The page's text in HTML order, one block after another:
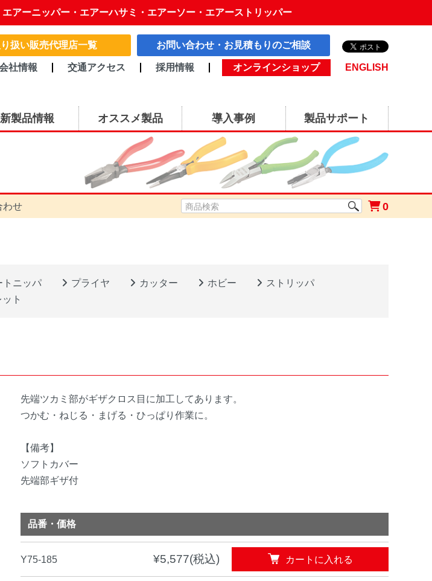
アーニッパー・エアーハサミ・エアーソー・エアーストリッパー
扱い販売代理店一覧 お問い合わせ・お見積もりのご相談
社情報 交通アクセス 採用情報 オンラインショップ ENGLISH
新製品情報 オススメ製品 導入事例 製品サポート
わせ 0
トニッパ プライヤ カッター ホビー
ストリッパ
ト
先端ツカミ部がギザクロス目に加工してあります。
つかむ・ねじる・まげる・ひっぱり作業に。
【備考】
ソフトカバー
先端部ギザ付
品番・価格
Y75-185 ¥5,577(税込) カートに入れる